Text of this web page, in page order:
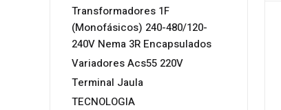
Transformadores 1F
(Monofásicos) 240-480/120-
240V Nema 3R Encapsulados
Variadores Acs55 220V
Terminal Jaula
TECNOLOGIA